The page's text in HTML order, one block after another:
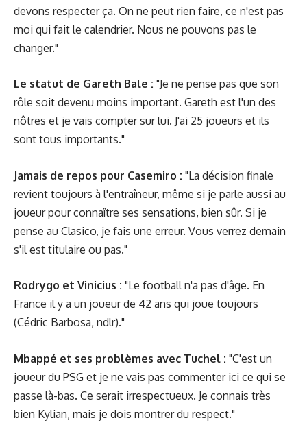
devons respecter ça. On ne peut rien faire, ce n'est pas
moi qui fait le calendrier. Nous ne pouvons pas le
changer."
Le statut de Gareth Bale : "Je ne pense pas que son
rôle soit devenu moins important. Gareth est l'un des
nôtres et je vais compter sur lui. J'ai 25 joueurs et ils
sont tous importants."
Jamais de repos pour Casemiro : "La décision finale
revient toujours à l'entraîneur, même si je parle aussi au
joueur pour connaître ses sensations, bien sûr. Si je
pense au Clasico, je fais une erreur. Vous verrez demain
s'il est titulaire ou pas."
Rodrygo et Vinicius : "Le football n'a pas d'âge. En
France il y a un joueur de 42 ans qui joue toujours
(Cédric Barbosa, ndlr)."
Mbappé et ses problèmes avec Tuchel : "C'est un
joueur du PSG et je ne vais pas commenter ici ce qui se
passe là-bas. Ce serait irrespectueux. Je connais très
bien Kylian, mais je dois montrer du respect."